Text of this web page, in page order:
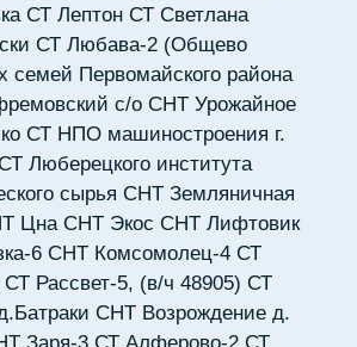
СТ Лептон СТ Светлана
СТ Любава-2 (Общево
семей Первомайского района
с/о СНТ Урожайное
СТ НПО машиностроения г.
Люберецкого института
сырья СНТ Земляничная
Цна СНТ Экос СНТ Лифтовик
6 СНТ Комсомолец-4 СТ
СТ Рассвет-5, (в/ч 48905) СТ
СНТ Возрождение д.